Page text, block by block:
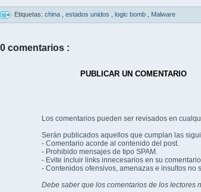
Etiquetas: china estados unidos logic bomb Malware
0 comentarios :
PUBLICAR UN COMENTARIO
Los comentarios pueden ser revisados en
Serán publicados aquellos que cumplan las
- Comentario acorde al contenido del post.
- Prohibido mensajes de tipo SPAM.
- Evite incluir links innecesarios en su
- Contenidos ofensivos, amenazas e insultos no
Debe saber que los comentarios de los lectores